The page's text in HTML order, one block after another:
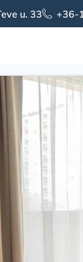
u. 33 +36-